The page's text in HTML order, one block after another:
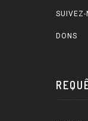
SUIVEZ-
DONS